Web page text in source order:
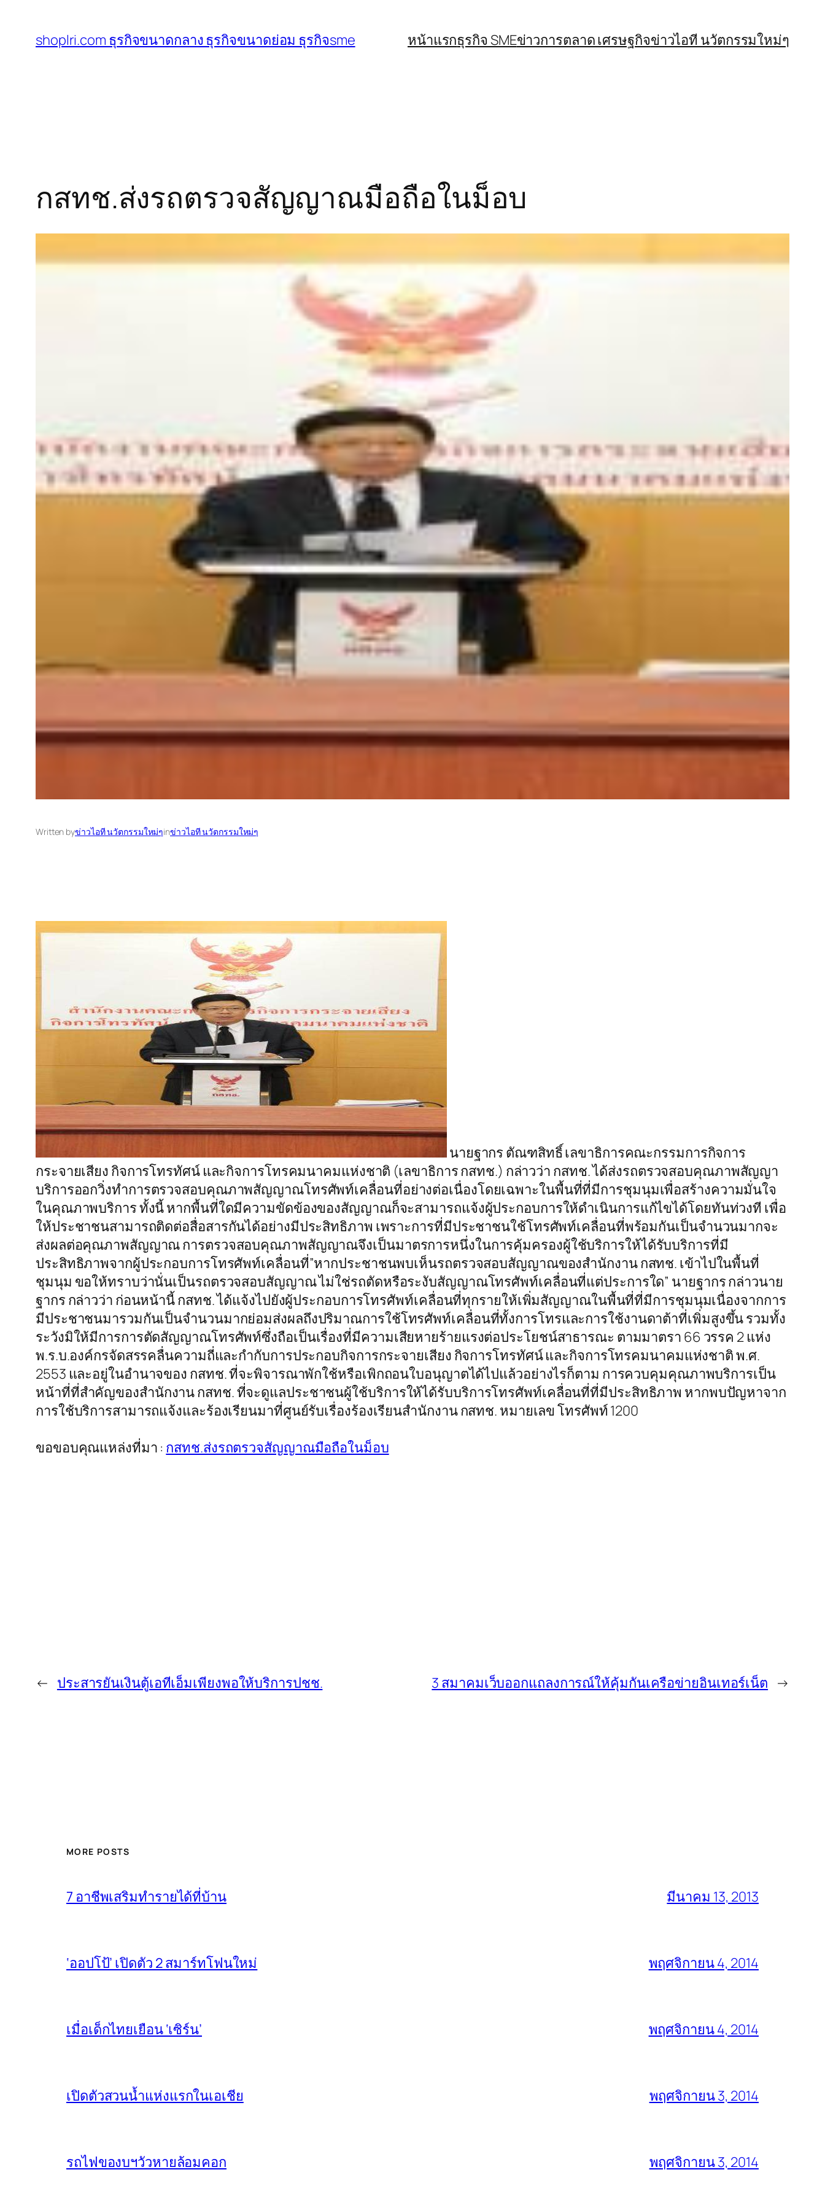
shoplri.com ธุรกิจขนาดกลาง ธุรกิจขนาดย่อม ธุรกิจsme หน้าแรกธุรกิจ SMEข่าวการตลาด เศรษฐกิจข่าวไอที นวัตกรรมใหม่ๆ
กสทช.ส่งรถตรวจสัญญาณมือถือในม็อบ
Written byข่าวไอที นวัตกรรมใหม่ๆinข่าวไอที นวัตกรรมใหม่ๆ
นายฐากร ตัณฑสิทธิ์ เลขาธิการคณะกรรมการกิจการ
กระจายเสียง กิจการโทรทัศน์ และกิจการโทรคมนาคมแห่งชาติ (เลขาธิการ กสทช.) กล่าวว่า กสทช. ได้ส่งรถตรวจสอบคุณภาพสัญญา
บริการออกวิ่งทำการตรวจสอบคุณภาพสัญญาณโทรศัพท์เคลื่อนที่อย่างต่อเนื่องโดยเฉพาะในพื้นที่ที่มีการชุมนุมเพื่อสร้างความมั่นใจ
ในคุณภาพบริการ ทั้งนี้ หากพื้นที่ใดมีความขัดข้องของสัญญาณก็จะสามารถแจ้งผู้ประกอบการให้ดำเนินการแก้ไขได้โดยทันท่วงที เพื่อ
ให้ประชาชนสามารถติดต่อสื่อสารกันได้อย่างมีประสิทธิภาพ เพราะการที่มีประชาชนใช้โทรศัพท์เคลื่อนที่พร้อมกันเป็นจำนวนมากจะ
ส่งผลต่อคุณภาพสัญญาณ การตรวจสอบคุณภาพสัญญาณจึงเป็นมาตรการหนึ่งในการคุ้มครองผู้ใช้บริการให้ได้รับบริการที่มี
ประสิทธิภาพจากผู้ประกอบการโทรศัพท์เคลื่อนที่”หากประชาชนพบเห็นรถตรวจสอบสัญญาณของสำนักงาน กสทช. เข้าไปในพื้นที่
ชุมนุม ขอให้ทราบว่านั่นเป็นรถตรวจสอบสัญญาณ ไม่ใช่รถตัดหรือระงับสัญญาณโทรศัพท์เคลื่อนที่แต่ประการใด” นายฐากร กล่าวนาย
ฐากร กล่าวว่า ก่อนหน้านี้ กสทช. ได้แจ้งไปยังผู้ประกอบการโทรศัพท์เคลื่อนที่ทุกรายให้เพิ่มสัญญาณในพื้นที่ที่มีการชุมนุมเนื่องจากการ
มีประชาชนมารวมกันเป็นจำนวนมากย่อมส่งผลถึงปริมาณการใช้โทรศัพท์เคลื่อนที่ทั้งการโทรและการใช้งานดาต้าที่เพิ่มสูงขึ้น รวมทั้ง
ระวังมิให้มีการการตัดสัญญาณโทรศัพท์ซึ่งถือเป็นเรื่องที่มีความเสียหายร้ายแรงต่อประโยชน์สาธารณะ ตามมาตรา 66 วรรค 2 แห่ง
พ.ร.บ.องค์กรจัดสรรคลื่นความถี่และกำกับการประกอบกิจการกระจายเสียง กิจการโทรทัศน์ และกิจการโทรคมนาคมแห่งชาติ พ.ศ.
2553 และอยู่ในอำนาจของ กสทช. ที่จะพิจารณาพักใช้หรือเพิกถอนใบอนุญาตได้ไปแล้วอย่างไรก็ตาม การควบคุมคุณภาพบริการเป็น
หน้าที่ที่สำคัญของสำนักงาน กสทช. ที่จะดูแลประชาชนผู้ใช้บริการให้ได้รับบริการโทรศัพท์เคลื่อนที่ที่มีประสิทธิภาพ หากพบปัญหาจาก
การใช้บริการสามารถแจ้งและร้องเรียนมาที่ศูนย์รับเรื่องร้องเรียนสำนักงาน กสทช. หมายเลข โทรศัพท์ 1200
ขอขอบคุณแหล่งที่มา : กสทช.ส่งรถตรวจสัญญาณมือถือในม็อบ
← ประสารยันเงินตู้เอทีเอ็มเพียงพอให้บริการปชช. 3 สมาคมเว็บออกแถลงการณ์ให้คุ้มกันเครือข่ายอินเทอร์เน็ต →
MORE POSTS
7 อาชีพเสริมทำรายได้ที่บ้าน มีนาคม 13, 2013
‘ออปโป้’ เปิดตัว 2 สมาร์ทโฟนใหม่ พฤศจิกายน 4, 2014
เมื่อเด็กไทยเยือน ‘เซิร์น’ พฤศจิกายน 4, 2014
เปิดตัวสวนน้ำแห่งแรกในเอเชีย พฤศจิกายน 3, 2014
รถไฟของบฯวัวหายล้อมคอก พฤศจิกายน 3, 2014